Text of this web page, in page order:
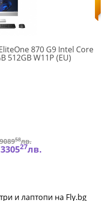
870 G9 Intel Core
512GB W11P (EU)
908958лв.
330527лв.
и лаптопи на Fly.bg